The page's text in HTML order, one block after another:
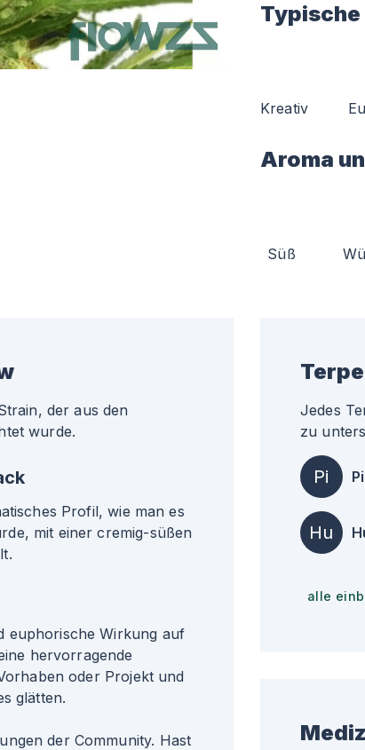
Kreativ
Aroma
Süß
der aus den
wurde.
Profil, wie man es
mit einer cremig-süßen
euphorische Wirkung auf
hervorragende
oder Projekt und
glätten.
der Community. Hast
Jedes
zu
Pi
Hu
alle